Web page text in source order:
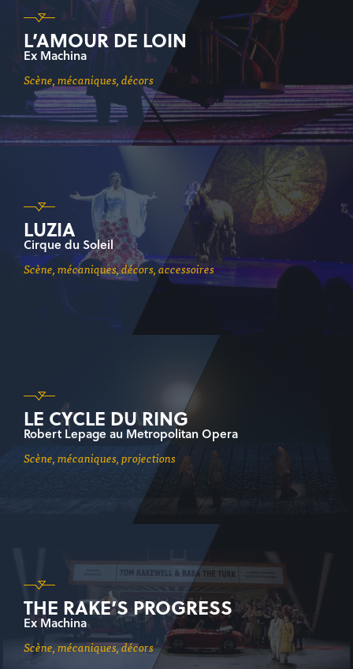
L’AMOUR DE LOIN
Ex Machina
scène, mécaniques, décors
LUZIA
Cirque du Soleil
scène, mécaniques, décors, accessoires
LE CYCLE DU RING
Robert Lepage au Metropolitan Opera
scène, mécaniques, projections
THE RAKE’S PROGRESS
Ex Machina
scène, mécaniques, décors